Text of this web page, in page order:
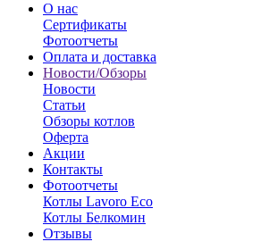
О нас
Сертификаты
Фотоотчеты
Оплата и доставка
Новости/Обзоры
Новости
Статьи
Обзоры котлов
Оферта
Акции
Контакты
Фотоотчеты
Котлы Lavoro Eco
Котлы Белкомин
Отзывы